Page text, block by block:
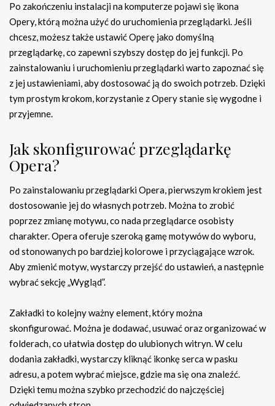
Po zakończeniu instalacji na komputerze pojawi się ikona
Opery, którą można użyć do uruchomienia przeglądarki. Jeśli
chcesz, możesz także ustawić Operę jako domyślną
przeglądarkę, co zapewni szybszy dostęp do jej funkcji. Po
zainstalowaniu i uruchomieniu przeglądarki warto zapoznać się
z jej ustawieniami, aby dostosować ją do swoich potrzeb. Dzięki
tym prostym krokom, korzystanie z Opery stanie się wygodne i
przyjemne.
Jak skonfigurować przeglądarkę
Opera?
Po zainstalowaniu przeglądarki Opera, pierwszym krokiem jest
dostosowanie jej do własnych potrzeb. Można to zrobić
poprzez zmianę motywu, co nada przeglądarce osobisty
charakter. Opera oferuje szeroką gamę motywów do wyboru,
od stonowanych po bardziej kolorowe i przyciągające wzrok.
Aby zmienić motyw, wystarczy przejść do ustawień, a następnie
wybrać sekcję „Wygląd”.
Zakładki to kolejny ważny element, który można
skonfigurować. Można je dodawać, usuwać oraz organizować w
folderach, co ułatwia dostęp do ulubionych witryn. W celu
dodania zakładki, wystarczy kliknąć ikonkę serca w pasku
adresu, a potem wybrać miejsce, gdzie ma się ona znaleźć.
Dzięki temu można szybko przechodzić do najczęściej